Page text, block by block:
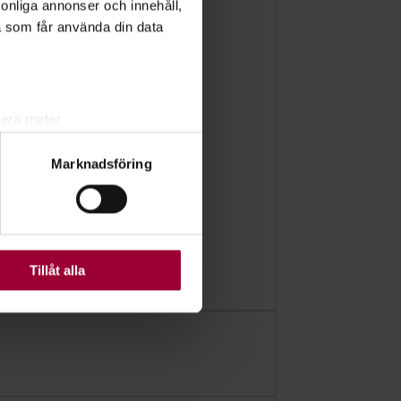
annonser och innehåll,
får använda din data
meter
. Du kan ändra
Vissa kakor är
Marknadsföring
Tillåt alla